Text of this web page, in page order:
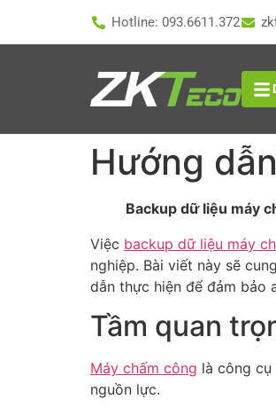
Hotline: 093.6611.372
Hướng
Backup dữ liệu máy
Việc backup dữ liệu máy
nghiệp. Bài viết này sẽ
dẫn thực hiện để đảm bảo
Tầm quan
Máy chấm công là công
nguồn lực.